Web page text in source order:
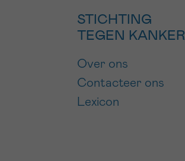
STICHTING
TEGEN KANKER
Over ons
Contacteer ons
Lexicon